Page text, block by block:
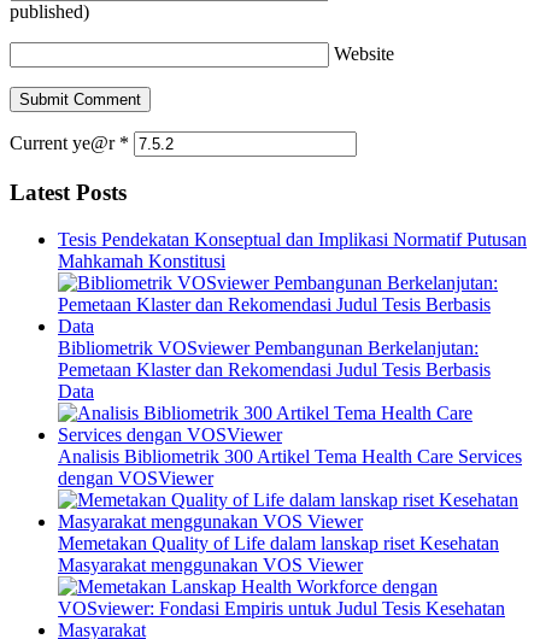
published)
Website
Current ye@r *
Latest Posts
Tesis Pendekatan Konseptual dan Implikasi Normatif Putusan
Mahkamah Konstitusi
Bibliometrik VOSviewer Pembangunan Berkelanjutan:
Pemetaan Klaster dan Rekomendasi Judul Tesis Berbasis
Data
Analisis Bibliometrik 300 Artikel Tema Health Care Services
dengan VOSViewer
Memetakan Quality of Life dalam lanskap riset Kesehatan
Masyarakat menggunakan VOS Viewer